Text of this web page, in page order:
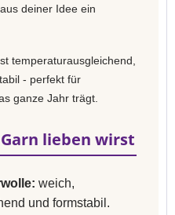
deiner Idee ein
temperaturausgleichend,
- perfekt für
ganze Jahr trägt.
lieben wirst
weich,
und formstabil.